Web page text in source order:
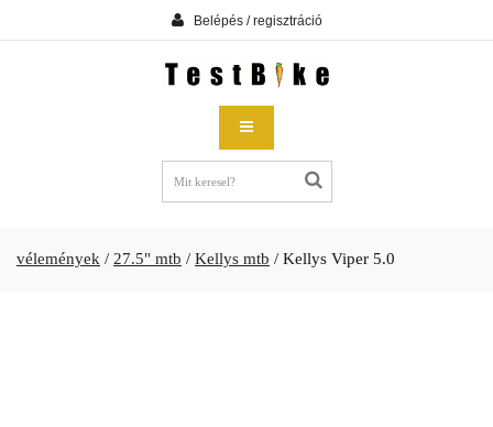
Belépés / regisztráció
vélemények / 27.5" mtb / Kellys mtb / Kellys Viper 5.0